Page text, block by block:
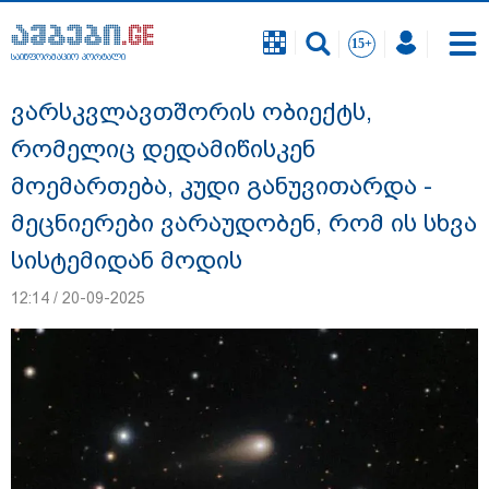
საინფორმაციო პორტალი
გურამ დადიანიძის გაუჩინარების საქმის
ფარგლებში შსს ტერიტორიის ხელახალ
შემოწმებას იწყებს - შსს განცხადებას
ავრცელებს
საინფორმაციო პორტალი
ვარსკვლავთშორის ობიექტს,
რომელიც დედამიწისკენ
მოემართება, კუდი განუვითარდა -
მეცნიერები ვარაუდობენ, რომ ის სხვა
სისტემიდან მოდის
12:14 / 20-09-2025